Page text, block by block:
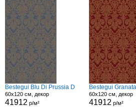
Bestegui Blu Di Prussia D
60x120 см, декор
41912 р/м²
Bestegui
60x120 см, декор
41912 р/м²